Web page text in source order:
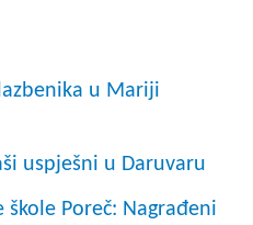
u Mariji
uspješni u Daruvaru
Poreč: Nagrađeni